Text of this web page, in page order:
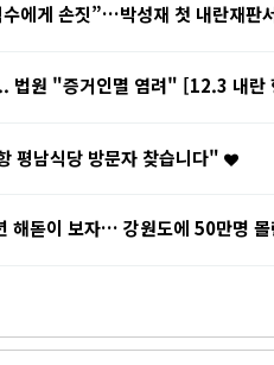
에게 손짓”…박성재 첫 내란재판
법원 "증거인멸 염려" [12.3 내란
평남식당 방문자 찾습니다"
해돋이 보자… 강원도에 50만명